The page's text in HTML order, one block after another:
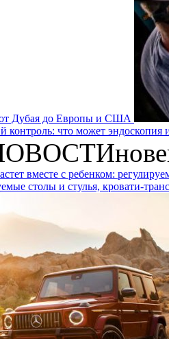
от Дубая до Европы и США
что может эндоскопия
столы и стулья, кровати-